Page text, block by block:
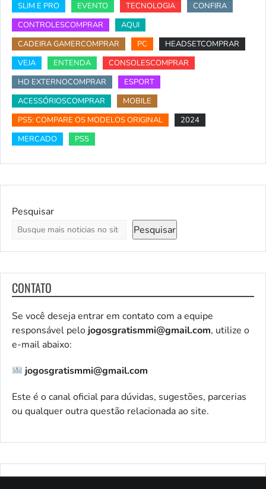
SLIM E PRO EVENTO TECNOLOGIA
CONFIRA
CONTROLESCOMPRAR
AQUI
CADEIRA GAMERCOMPRAR
PC
HEADSETCOMPRAR
VEJA
ENTENDA
CONSOLESCOMPRAR
HD EXTERNOCOMPRAR
ESPORT
ACESSÓRIOSCOMPRAR
MOBILE
PS5: COMPARE OS MODELOS ORIGINAL
2024
MERCADO
PS5
Pesquisar
Pesquisar
CONTATO
Se você deseja entrar em contato com a equipe
responsável pelojogosgratismmi@gmail.com, utilize o
e-mail abaixo:
jogosgratismmi@gmail.com
Este é o canal oficial para dúvidas, sugestões, parcerias
ou qualquer outra questão relacionada ao site.